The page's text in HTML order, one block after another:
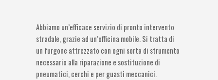
Abbiamo un’efficace servizio di pronto intervento
stradale, grazie ad un’officina mobile. Si tratta di
un furgone attrezzato con ogni sorta di strumento
necessario alla riparazione e sostituzione di
pneumatici, cerchi e per guasti meccanici.